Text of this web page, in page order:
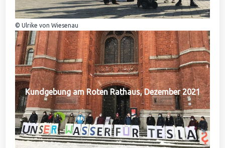
© Ulrike von Wiesenau
Kundgebung am Roten Rathaus, Dezember 2021